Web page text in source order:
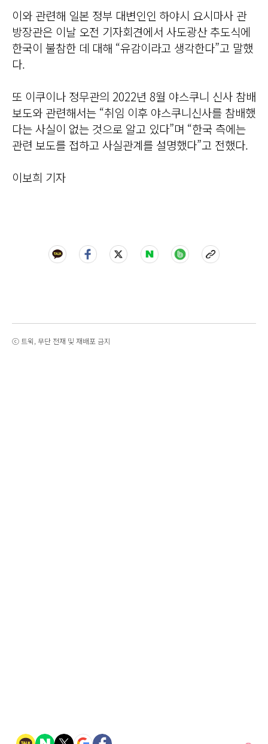
이와 관련해 일본 정부 대변인인 하야시 요시마사 관
방장관은 이날 오전 기자회견에서 사도광산 추도식에
한국이 불참한 데 대해 “유감이라고 생각한다”고 말했
다.
또 이쿠이나 정무관의 2022년 8월 야스쿠니 신사 참배
보도와 관련해서는 “취임 이후 야스쿠니신사를 참배했
다는 사실이 없는 것으로 알고 있다”며 “한국 측에는
관련 보도를 접하고 사실관계를 설명했다”고 전했다.
이보희 기자
ⓒ 트윅, 무단 전재 및 재배포 금지